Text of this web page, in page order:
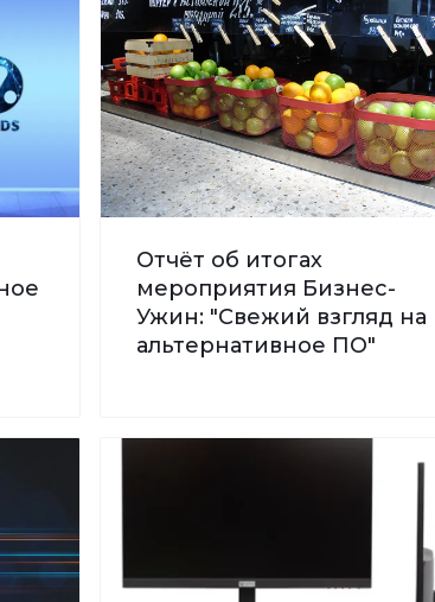
Отчёт об итогах
мероприятия Бизнес-
Ужин: "Свежий взгляд на
альтернативное ПО"